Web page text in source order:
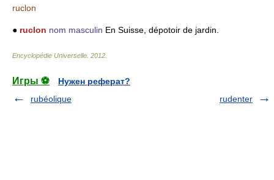
ruclon
● ruclon nom masculin En Suisse, dépotoir de jardin.
Encyclopédie Universelle 2012
Игры ⚽
Нужен реферат?
rubéolique
rudenter